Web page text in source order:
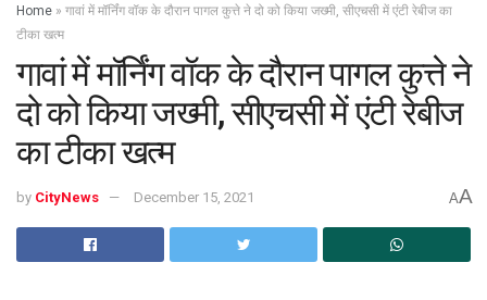
Home » गावां में मॉर्निंग वॉक के दौरान पागल कुत्ते ने दो को किया जख्मी, सीएचसी में एंटी रेबीज का
टीका खत्म
गावां में मॉर्निंग वॉक के दौरान पागल कुत्ते ने
दो को किया जख्मी, सीएचसी में एंटी रेबीज
का टीका खत्म
by CityNews December 15, 2021 AA